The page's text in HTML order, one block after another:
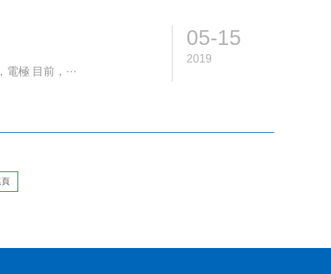
極 目前，···
05-15
2019
頁